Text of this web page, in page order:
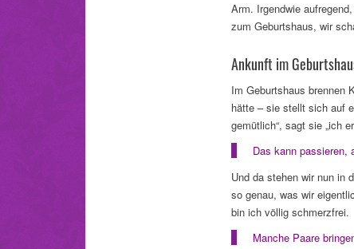
Arm. Irgendwie
zum Geburtshaus, wir
Ankunft im
Im Geburtshaus brennen
hätte – sie stellt sich auf
gemütlich“, sagt sie „ich
Das kann passieren,
Und da stehen wir nun in
so genau, was wir
bin ich völlig schmerzfrei.
Manche Paare